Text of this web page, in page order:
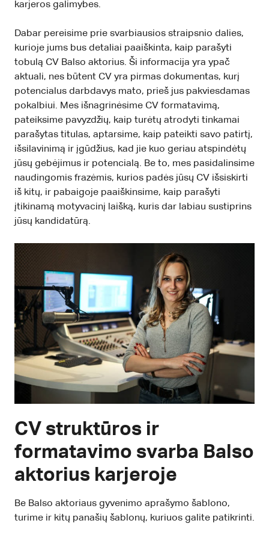
karjeros galimybes.
Dabar pereisime prie svarbiausios straipsnio dalies,
kurioje jums bus detaliai paaiškinta, kaip parašyti
tobulą CV Balso aktorius. Ši informacija yra ypač
aktuali, nes būtent CV yra pirmas dokumentas, kurį
potencialus darbdavys mato, prieš jus pakviesdamas
pokalbiui. Mes išnagrinėsime CV formatavimą,
pateiksime pavyzdžių, kaip turėtų atrodyti tinkamai
parašytas titulas, aptarsime, kaip pateikti savo patirtį,
išsilavinimą ir įgūdžius, kad jie kuo geriau atspindėtų
jūsų gebėjimus ir potencialą. Be to, mes pasidalinsime
naudingomis frazėmis, kurios padės jūsų CV išsiskirti
iš kitų, ir pabaigoje paaiškinsime, kaip parašyti
įtikinamą motyvacinį laišką, kuris dar labiau sustiprins
jūsų kandidatūrą.
CV struktūros ir
formatavimo svarba Balso
aktorius karjeroje
Be Balso aktoriaus gyvenimo aprašymo šablono,
turime ir kitų panašių šablonų, kuriuos galite patikrinti.